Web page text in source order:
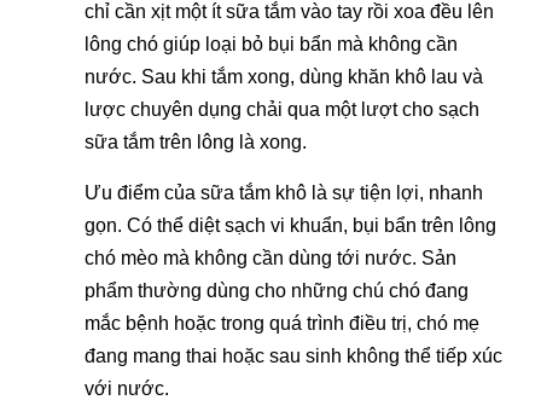
chỉ cần xịt một ít sữa tắm vào tay rồi xoa đều lên
lông chó giúp loại bỏ bụi bẩn mà không cần
nước. Sau khi tắm xong, dùng khăn khô lau và
lược chuyên dụng chải qua một lượt cho sạch
sữa tắm trên lông là xong.
Ưu điểm của sữa tắm khô là sự tiện lợi, nhanh
gọn. Có thể diệt sạch vi khuẩn, bụi bẩn trên lông
chó mèo mà không cần dùng tới nước. Sản
phẩm thường dùng cho những chú chó đang
mắc bệnh hoặc trong quá trình điều trị, chó mẹ
đang mang thai hoặc sau sinh không thể tiếp xúc
với nước.